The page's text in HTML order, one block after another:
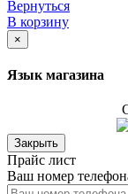
Вернуться
В корзину
×
Язык магазина
Закрыть
Прайс лист
Ваш номер